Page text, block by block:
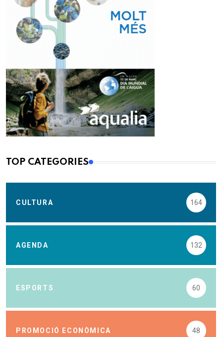
TOP CATEGORIES
CULTURA 164
AGENDA 132
ESPORTS 60
PROMOCIÓ ECONÒMICA 48